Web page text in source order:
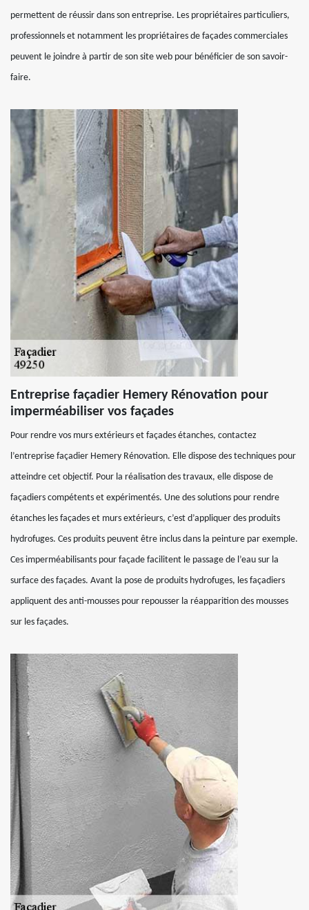
permettent de réussir dans son entreprise. Les propriétaires particuliers,
professionnels et notamment les propriétaires de façades commerciales
peuvent le joindre à partir de son site web pour bénéficier de son savoir-
faire.
Entreprise façadier Hemery Rénovation pour
imperméabiliser vos façades
Pour rendre vos murs extérieurs et façades étanches, contactez
l’entreprise façadier Hemery Rénovation. Elle dispose des techniques pour
atteindre cet objectif. Pour la réalisation des travaux, elle dispose de
façadiers compétents et expérimentés. Une des solutions pour rendre
étanches les façades et murs extérieurs, c’est d’appliquer des produits
hydrofuges. Ces produits peuvent être inclus dans la peinture par exemple.
Ces imperméabilisants pour façade facilitent le passage de l’eau sur la
surface des façades. Avant la pose de produits hydrofuges, les façadiers
appliquent des anti-mousses pour repousser la réapparition des mousses
sur les façades.